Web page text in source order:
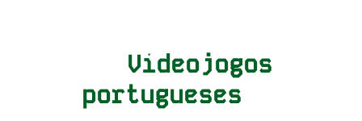
Videojogos
portugueses